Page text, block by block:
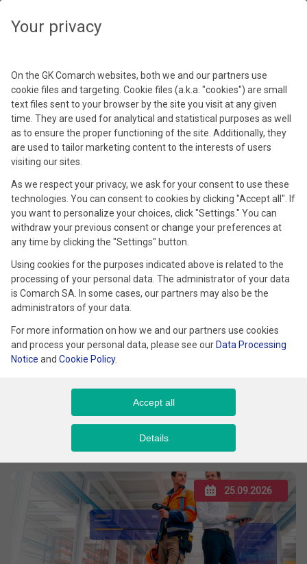
Your privacy
On the GK Comarch websites, both we and our partners use
cookie files and targeting. Cookie files (a.k.a. "cookies") are small
text files sent to your browser by the site you visit at any given
time. They are used for analytical and statistical purposes as well
as to ensure the proper functioning of the site. Additionally, they
are used to tailor marketing content to the interests of users
visiting our sites.
As we respect your privacy, we ask for your consent to use these
technologies. You can consent to cookies by clicking "Accept all". If
you want to personalize your choices, click "Settings." You can
withdraw your previous consent or change your preferences at
any time by clicking the "Settings" button.
Using cookies for the purposes indicated above is related to the
processing of your personal data. The administrator of your data
is Comarch SA. In some cases, our partners may also be the
administrators of your data.
For more information on how we and our partners use cookies
and process your personal data, please see our Data Processing
Notice and Cookie Policy.
Accept all
Details
Wszystko Wydarzenia Webinaria
Filtr(1)
Filters
Sektory(ERP)
Regiony
Rok
Nadchodzące wydarzenia i webinaria
14.09.2026
Agenci AI w systemach ERP. Nowy podział
pracy w Twojej firmie
25.09.2026